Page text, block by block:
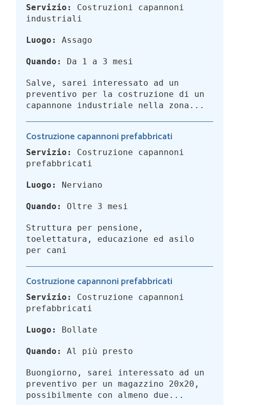
Servizio:
Costruzioni capannoni
industriali
Luogo: Assago
Quando: Da 1 a 3 mesi
Salve, sarei interessato ad un
preventivo per la costruzione di un
capannone industriale nella zona...
Costruzione capannoni prefabbricati
Servizio:
Costruzione capannoni
prefabbricati
Luogo: Nerviano
Quando: Oltre 3 mesi
Struttura per pensione,
toelettatura, educazione ed asilo
per cani
Costruzione capannoni prefabbricati
Servizio:
Costruzione capannoni
prefabbricati
Luogo: Bollate
Quando: Al più presto
Buongiorno, sarei interessato ad un
preventivo per un magazzino 20x20,
possibilmente con almeno due...